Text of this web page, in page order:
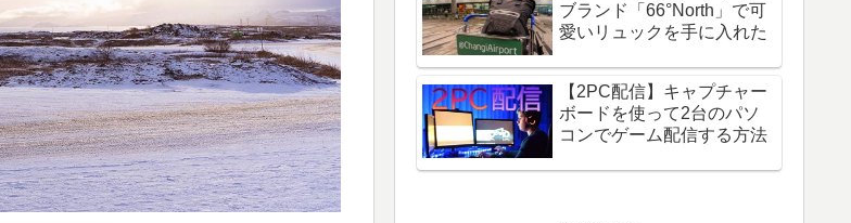
ブランド「66°North」で可
愛いリュックを手に入れた
【2PC配信】キャプチャー
ボードを使って2台のパソ
コンでゲーム配信する方法